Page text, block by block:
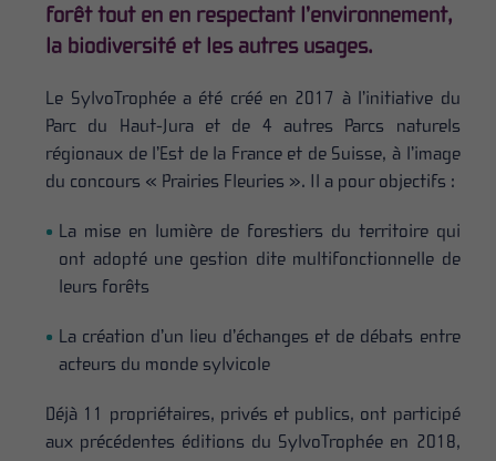
forêt tout en en respectant l’environnement,
la biodiversité et les autres usages.
Le SylvoTrophée a été créé en 2017 à l’initiative du
Parc du Haut-Jura et de 4 autres Parcs naturels
régionaux de l’Est de la France et de Suisse, à l’image
du concours « Prairies Fleuries ». Il a pour objectifs :
La mise en lumière de forestiers du territoire qui
ont adopté une gestion dite multifonctionnelle de
leurs forêts
La création d’un lieu d’échanges et de débats entre
acteurs du monde sylvicole
Déjà 11 propriétaires, privés et publics, ont participé
aux précédentes éditions du SylvoTrophée en 2018,